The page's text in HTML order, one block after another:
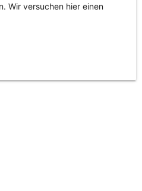
Wir versuchen hier einen